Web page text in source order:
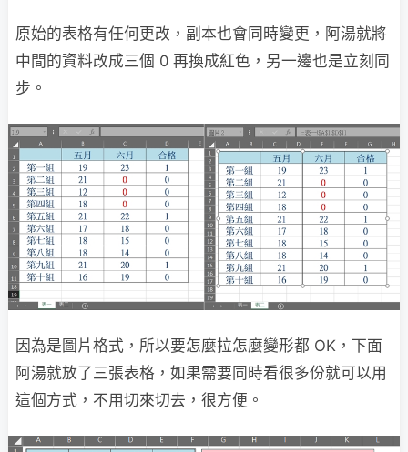
原始的表格有任何更改，副本也會同時變更，阿湯就將
中間的資料改成三個 0 再換成紅色，另一邊也是立刻同
步。
因為是圖片格式，所以要怎麼拉怎麼變形都 OK，下面
阿湯就放了三張表格，如果需要同時看很多份就可以用
這個方式，不用切來切去，很方便。